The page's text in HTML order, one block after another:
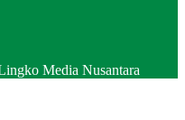
Media Nusantara